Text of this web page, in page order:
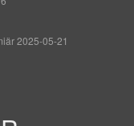
2025-05-21